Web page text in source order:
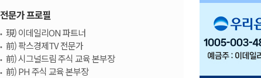
전문가 프로필
現) 이데일리ON 파트너
前) 팍스경제TV 전문가
前) 시그널드림 주식 교육 본부장
前) PH 주식 교육 본부장